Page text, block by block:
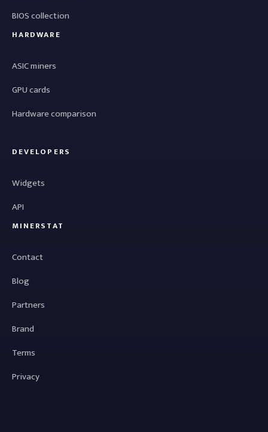
BIOS collection
HARDWARE
ASIC miners
GPU cards
Hardware comparison
DEVELOPERS
Widgets
API
MINERSTAT
Contact
Blog
Partners
Brand
Terms
Privacy